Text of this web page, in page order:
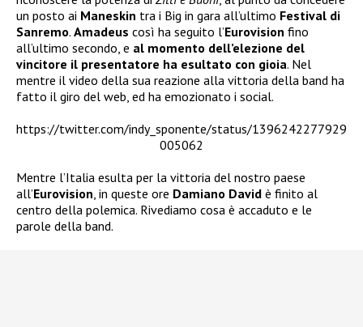
un posto ai Maneskin tra i Big in gara all’ultimo Festival di
Sanremo. Amadeus così ha seguito l’Eurovision fino
all’ultimo secondo, e al momento dell’elezione del
vincitore il presentatore ha esultato con gioia. Nel
mentre il video della sua reazione alla vittoria della band ha
fatto il giro del web, ed ha emozionato i social.
https://twitter.com/indy_sponente/status/1396242277929
005062
Mentre l’Italia esulta per la vittoria del nostro paese
all’Eurovision, in queste ore Damiano David è finito al
centro della polemica. Rivediamo cosa è accaduto e le
parole della band.